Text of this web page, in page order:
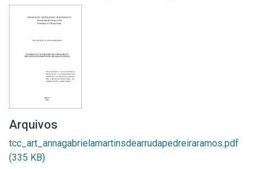
Arquivos
tcc_art_annagabrielamartinsdearrudapedreiraramos.pdf
(335 KB)